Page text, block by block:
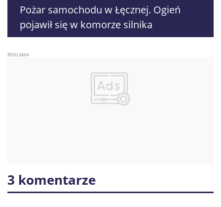
Pożar samochodu w Łęcznej. Ogień
pojawił się w komorze silnika
3 komentarze